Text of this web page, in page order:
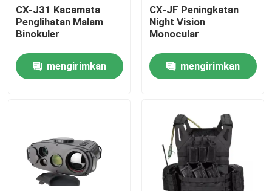
Kontrol Kualitas
Berita
Pakaian Taktis Militer
Rompi anti peluru taktis militer
CX-J31 Kacamata
Penglihatan Malam
Binokuler
mengirimkan
CX-JF Peningkatan
Night Vision
Monocular
mengirimkan